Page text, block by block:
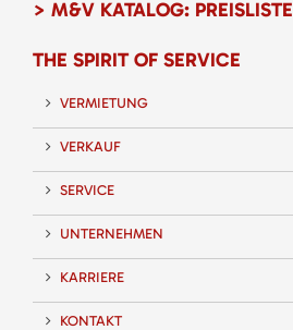
> M&V KATALOG: PREISLISTE
THE SPIRIT OF SERVICE
VERMIETUNG
VERKAUF
SERVICE
UNTERNEHMEN
KARRIERE
KONTAKT